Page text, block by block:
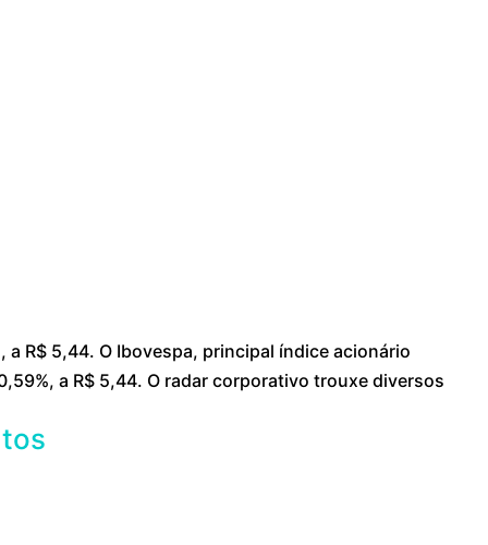
R$ 5,44. O Ibovespa, principal índice acionário
a R$ 5,44. O radar corporativo trouxe diversos